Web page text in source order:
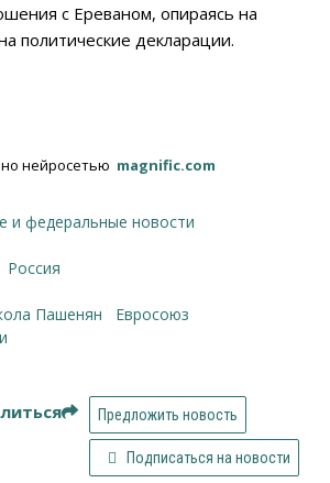
с Ереваном, опираясь на
политические декларации.
нейросетью magnific.com
и федеральные новости
Россия
Пашенян
Евросоюз
Предложить новость
Подписаться на новости